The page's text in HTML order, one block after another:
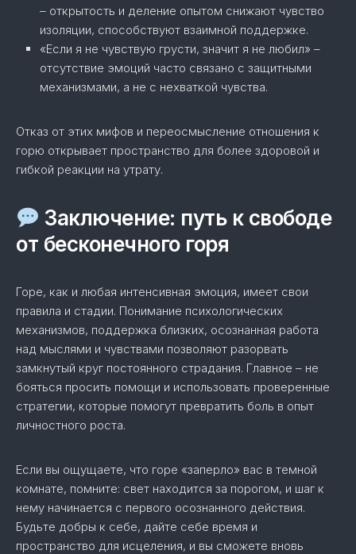
– открытость и деление опытом снижают чувство
изоляции, способствуют взаимной поддержке.
«Если я не чувствую грусти, значит я не любил» –
отсутствие эмоций часто связано с защитными
механизмами, а не с нехваткой чувства.
Отказ от этих мифов и переосмысление отношения к
горю открывает пространство для более здоровой и
гибкой реакции на утрату.
Заключение: путь к свободе
от бесконечного горя
Горе, как и любая интенсивная эмоция, имеет свои
правила и стадии. Понимание психологических
механизмов, поддержка близких, осознанная работа
над мыслями и чувствами позволяют разорвать
замкнутый круг постоянного страдания. Главное – не
бояться просить помощи и использовать проверенные
стратегии, которые помогут превратить боль в опыт
личностного роста.
Если вы ощущаете, что горе «заперло» вас в темной
комнате, помните: свет находится за порогом, и шаг к
нему начинается с первого осознанного действия.
Будьте добры к себе, дайте себе время и
пространство для исцеления, и вы сможете вновь